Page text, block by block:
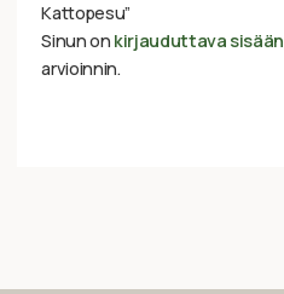
Kattopesu”
Sinun on kirjauduttava sisään
arvioinnin.